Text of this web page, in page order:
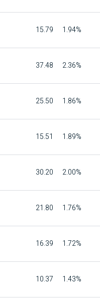
15.79 1.94%
37.48 2.36%
25.50 1.86%
15.51 1.89%
30.20 2.00%
21.80 1.76%
16.39 1.72%
10.37 1.43%